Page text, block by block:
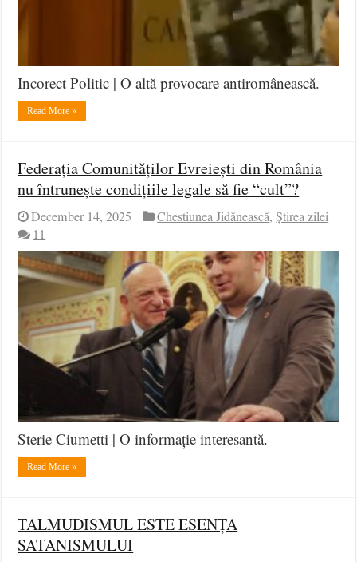
Incorect Politic | O altă provocare antiromânească.
Read More »
Federația Comunităților Evreiești din România
nu întrunește condițiile legale să fie “cult”?
December 14, 2025 Chestiunea Jidănească,Știrea zilei
11
Sterie Ciumetti | O informație interesantă.
Read More »
TALMUDISMUL ESTE ESENȚA
SATANISMULUI